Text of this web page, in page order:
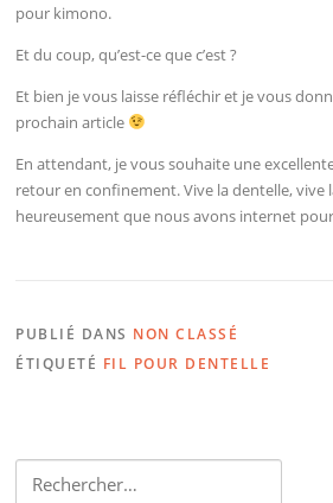
pour kimono.
Et du coup, qu’est-ce que c’est ?
Et bien je vous laisse réfléchir et je vous
prochain article
En attendant, je vous souhaite une
retour en confinement. Vive la dentelle, vive
heureusement que nous avons internet
PUBLIÉ DANS NON CLASSÉ
ÉTIQUETÉ FIL POUR DENTELLE